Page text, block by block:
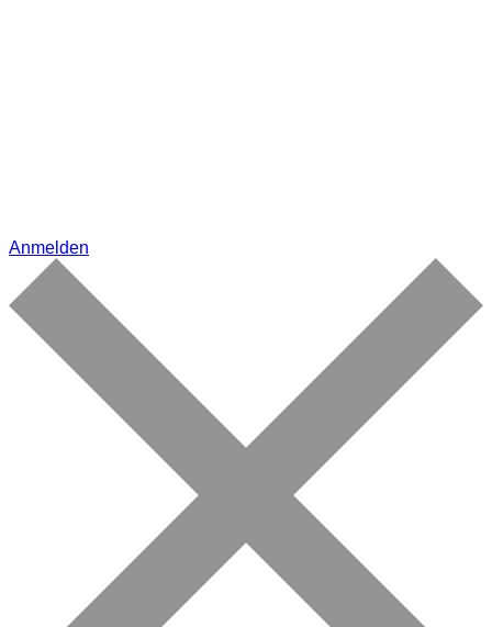
Anmelden